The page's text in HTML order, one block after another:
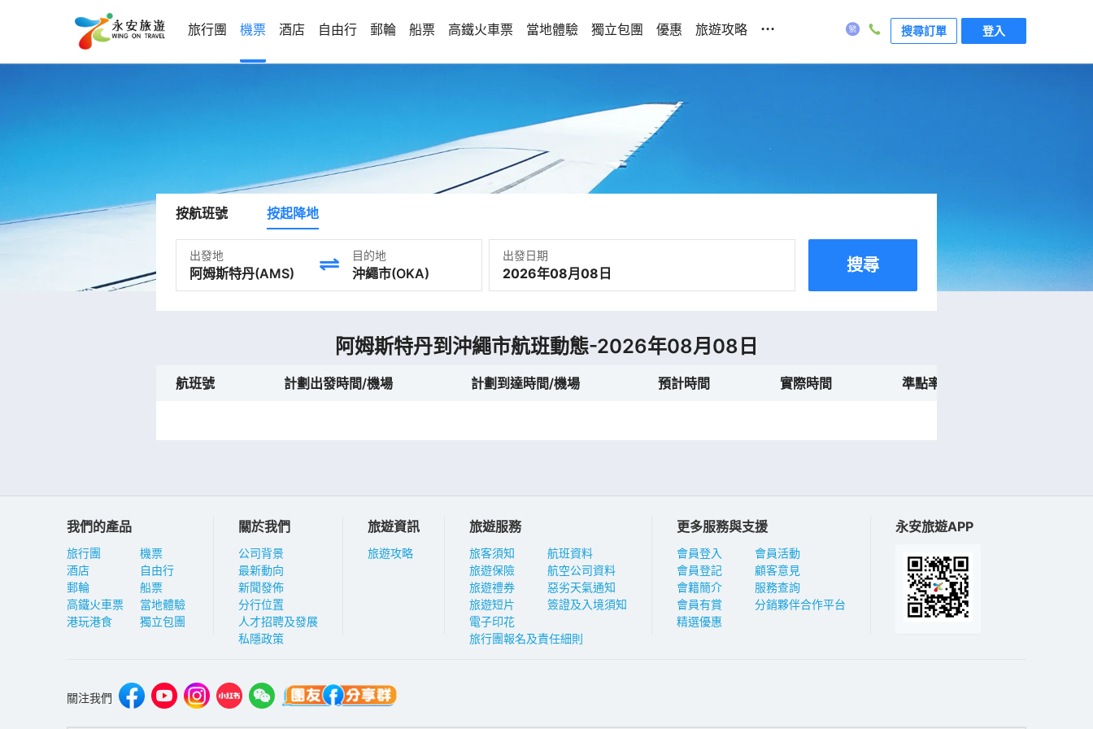
旅行團 機票 酒店 自由行 郵輪 船票 高鐵火車票 當地體驗 獨立包團 優惠 旅遊攻略 ... 搜尋訂單 登入
按航班號 按起降地
出發地 目的地 出發日期
2026年08月08日 搜尋
阿姆斯特丹到沖繩市航班動態-2026年08月08日
航班號 計劃出發時間/機場 計劃到達時間/機場 預計時間 實際時間 準點率預測
我們的產品
旅行團
酒店
郵輪
高鐵火車票
港玩港食
機票
自由行
船票
當地體驗
獨立包團
關於我們
公司背景
最新動向
新聞發佈
分行位置
人才招聘及發展
私隱政策
旅遊資訊
旅遊攻略
旅遊服務
旅客須知
旅遊保險
旅遊禮券
旅遊短片
電子印花
航班資料
航空公司資料
惡劣天氣通知
簽證及入境須知
旅行團報名及責任細則
更多服務與支援
會員登入
會員登記
會籍簡介
會員有賞
精選優惠
會員活動
顧客意見
服務查詢
分銷夥伴合作平台
永安旅遊APP
關注我們